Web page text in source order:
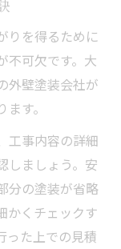
りを得るために
不可欠です。大
外壁塗装会社が
す。
工事内容の詳細
しましょう。安
分の塗装が省略
かくチェックす
った上での見積